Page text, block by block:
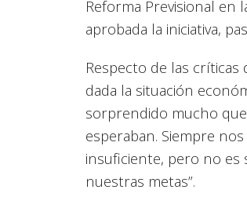
Reforma Previsional en
aprobada la iniciativa,
Respecto de las
dada la situación
sorprendido mucho
esperaban. Siempre
insuficiente, pero no es
nuestras metas”.